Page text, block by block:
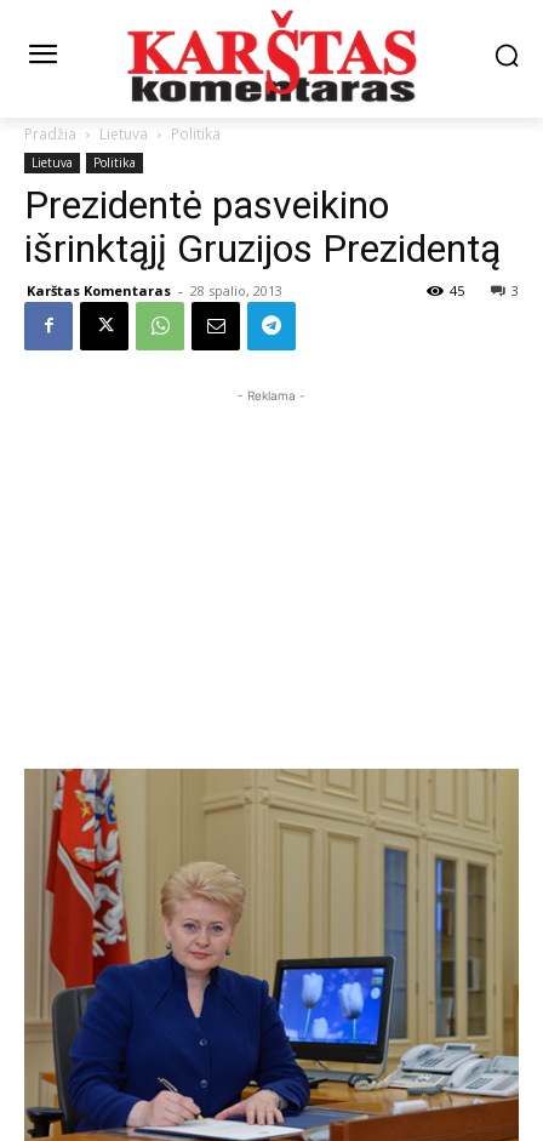
Pradžia Lietuva Politika
Lietuva Politika
Prezidentė pasveikino
išrinktąjį Gruzijos Prezidentą
Karštas Komentaras - 28 spalio, 2013 3
45
- Reklama -